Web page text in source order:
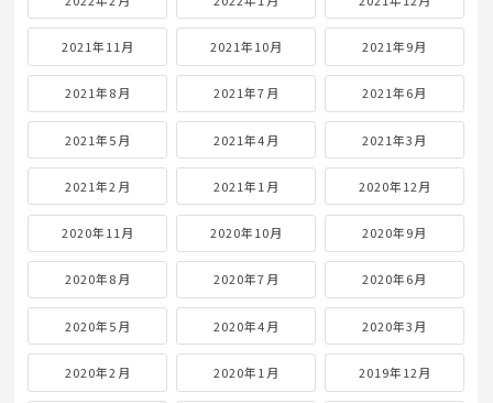
2021年11月 2021年10月 2021年9月
2021年8月 2021年7月 2021年6月
2021年5月 2021年4月 2021年3月
2021年2月 2021年1月 2020年12月
2020年11月 2020年10月 2020年9月
2020年8月 2020年7月 2020年6月
2020年5月 2020年4月 2020年3月
2020年2月 2020年1月 2019年12月